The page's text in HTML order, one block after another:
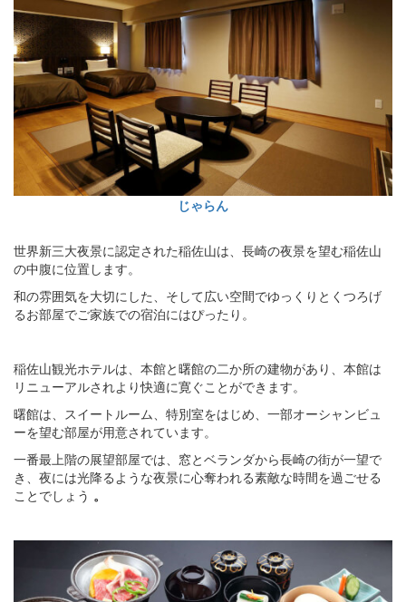
じゃらん
世界新三大夜景に認定された稲佐山は、長崎の夜景を望む稲佐山
の中腹に位置します。
和の雰囲気を大切にした、そして広い空間でゆっくりとくつろげ
るお部屋でご家族での宿泊にはぴったり。
稲佐山観光ホテルは、本館と曙館の二か所の建物があり、本館は
リニューアルされより快適に寛ぐことができます。
曙館は、スイートルーム、特別室をはじめ、一部オーシャンビュ
ーを望む部屋が用意されています。
一番最上階の展望部屋では、窓とベランダから長崎の街が一望で
き、夜には光降るような夜景に心奪われる素敵な時間を過ごせる
ことでしょう 。